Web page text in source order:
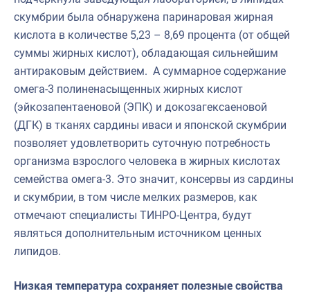
скумбрии была обнаружена паринаровая жирная
кислота в количестве 5,23 – 8,69 процента (от общей
суммы жирных кислот), обладающая сильнейшим
антираковым действием. А суммарное содержание
омега-3 полиненасыщенных жирных кислот
(эйкозапентаеновой (ЭПК) и докозагексаеновой
(ДГК) в тканях сардины иваси и японской скумбрии
позволяет удовлетворить суточную потребность
организма взрослого человека в жирных кислотах
семейства омега-3. Это значит, консервы из сардины
и скумбрии, в том числе мелких размеров, как
отмечают специалисты ТИНРО-Центра, будут
являться дополнительным источником ценных
липидов.
Низкая температура сохраняет полезные свойства